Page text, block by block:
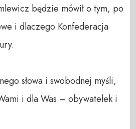
będzie mówił o tym, po
i dlaczego Konfederacja
słowa i swobodnej myśli,
i dla Was – obywatelek i